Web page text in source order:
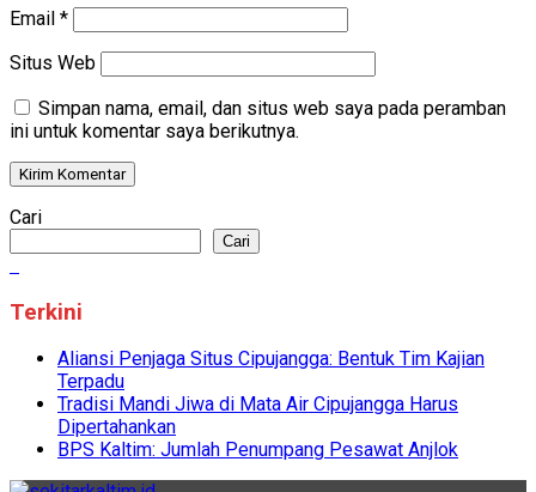
Email *
Situs Web
Simpan nama, email, dan situs web saya pada peramban
ini untuk komentar saya berikutnya.
Cari
Cari
Terkini
Aliansi Penjaga Situs Cipujangga: Bentuk Tim Kajian
Terpadu
Tradisi Mandi Jiwa di Mata Air Cipujangga Harus
Dipertahankan
BPS Kaltim: Jumlah Penumpang Pesawat Anjlok